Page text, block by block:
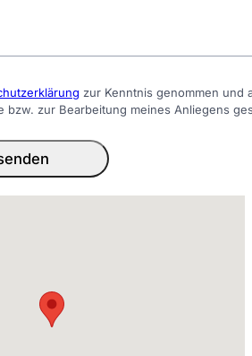
zur Kenntnis genommen und
bzw. zur Bearbeitung meines Anliegens